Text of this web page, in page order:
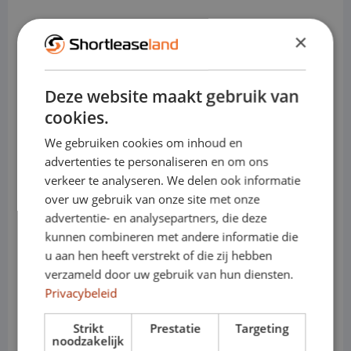
(Gepäckfach, abhängig von der
Sitzkonfiguration)
• Tragfähigkeit: ca. 450–550 kg
• Anhängelast: bis zu ca. 1,0–1,2 Tonnen
(je nach Ausführung)
• Motoren (Benzin): effiziente 3-Zylinder-
Varianten
• Elektrisch/Hybrid: n. v.
• Getriebe: manuell oder automatisch
Türer
×
Deze website maakt gebruik van
cookies.
We gebruiken cookies om inhoud en
advertenties te personaliseren en om ons
verkeer te analyseren. We delen ook informatie
over uw gebruik van onze site met onze
advertentie- en analysepartners, die deze
kunnen combineren met andere informatie die
u aan hen heeft verstrekt of die zij hebben
verzameld door uw gebruik van hun diensten.
Privacybeleid
Strikt
noodzakelijk
Prestatie Targeting